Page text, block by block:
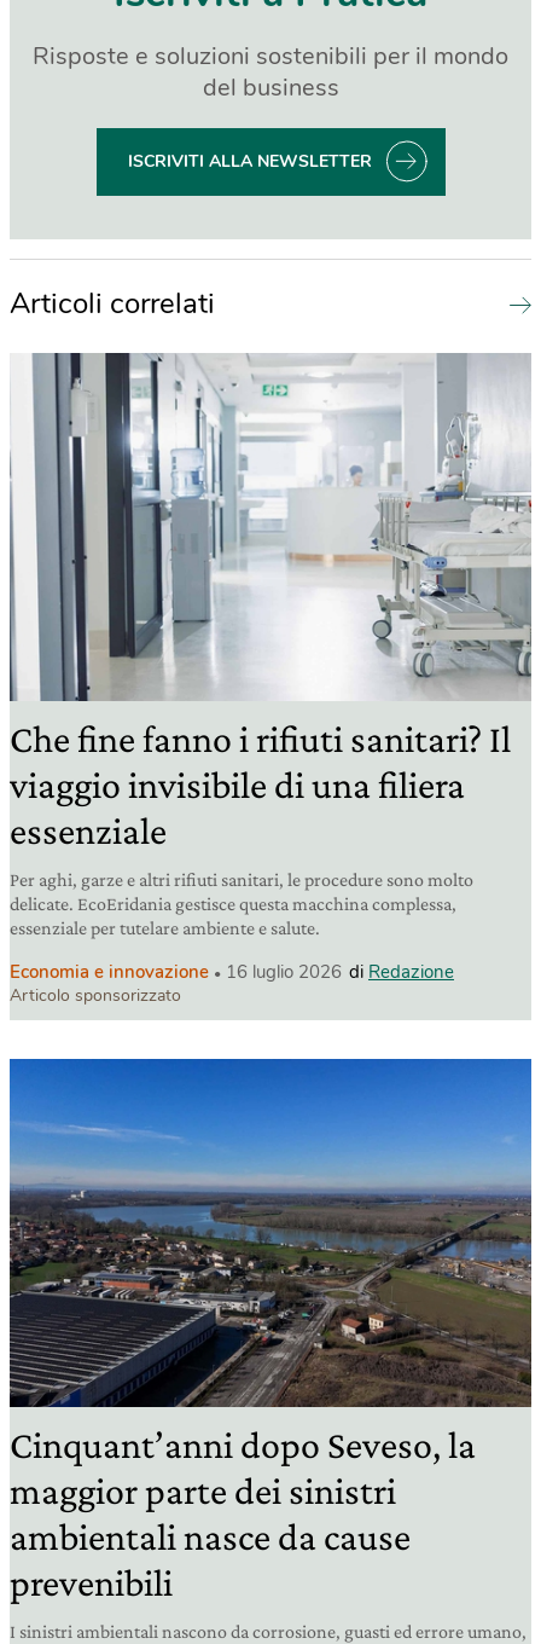
Risposte e soluzioni sostenibili per il mondo
del business
ISCRIVITI ALLA NEWSLETTER
Articoli correlati
Che fine fanno i rifiuti sanitari? Il
viaggio invisibile di una filiera
essenziale
Per aghi, garze e altri rifiuti sanitari, le procedure sono molto
delicate. EcoEridania gestisce questa macchina complessa,
essenziale per tutelare ambiente e salute.
Economia e innovazione 16 luglio 2026 di Redazione
Articolo sponsorizzato
Cinquant’anni dopo Seveso, la
maggior parte dei sinistri
ambientali nasce da cause
prevenibili
I sinistri ambientali nascono da corrosione, guasti ed errore umano,